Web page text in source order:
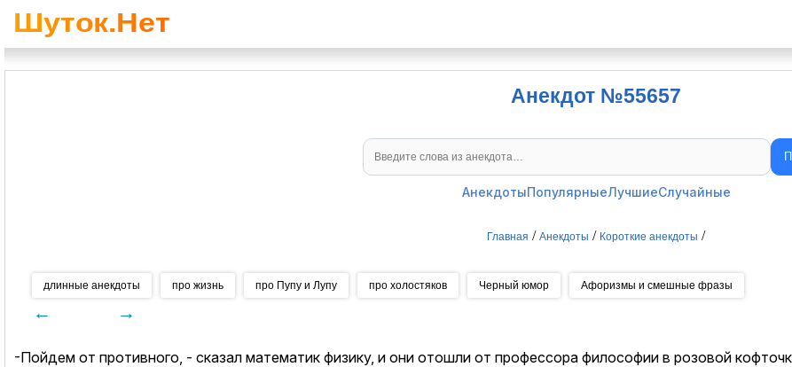
Анекдот №55657
АнекдотыПопулярныеЛучшиеСлучайные
Главная / Анекдоты / Короткие анекдоты /
длинные анекдоты про жизнь про Пупу и Лупу про холостяков Черный юмор Афоризмы и смешные фразы
← →
-Пойдем от противного, - сказал математик физику, и они отошли от профессора философии в розовой